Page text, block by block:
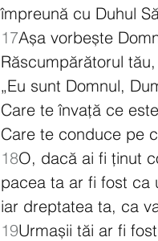
împreună cu Duhul
17Așa vorbește
Răscumpărătorul
„Eu sunt Domnul,
Care te învață ce
Care te conduce pe
18O, dacă ai fi ținut
pacea ta ar fi fost ca
iar dreptatea ta, ca
19Urmașii tăi ar fi